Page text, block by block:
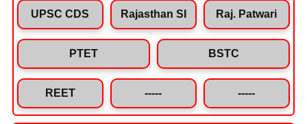
UPSC CDS Rajasthan SI Raj. Patwari
PTET BSTC
REET ----- -----